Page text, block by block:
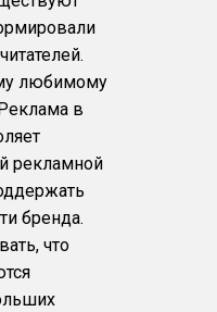
любимому
в
рекламной
бренда.
что